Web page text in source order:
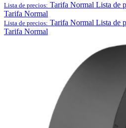
Lista de precios: Tarifa Normal Lista de
Tarifa Normal
Lista de precios: Tarifa Normal Lista de
Tarifa Normal